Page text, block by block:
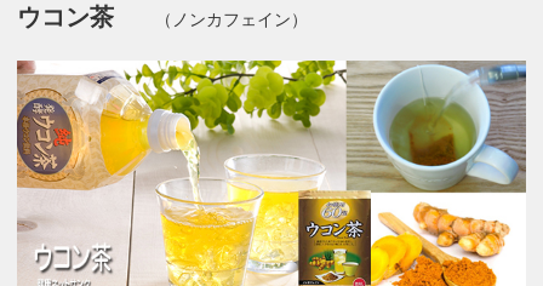
ウコン茶 （ノンカフェイン）